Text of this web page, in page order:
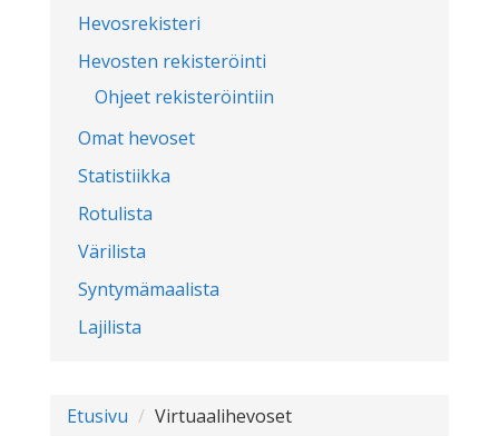
Hevosrekisteri
Hevosten rekisteröinti
Ohjeet rekisteröintiin
Omat hevoset
Statistiikka
Rotulista
Värilista
Syntymämaalista
Lajilista
Etusivu Virtuaalihevoset